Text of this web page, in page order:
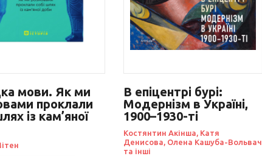
мови. Як ми
проклали
із кам’яної
В епіцентрі бурі:
Модернізм в Україні,
1900–1930-ті
Костянтин Акінша, Катя
Денисова, Олена Кашуба-Вольвач
та інші